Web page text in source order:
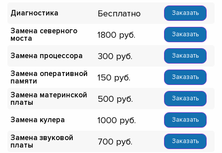
Диагностика Бесплатно Заказать
Замена северного
моста
1800 Заказать
Замена процессора 300 Заказать
Замена оперативной
памяти
150 Заказать
Замена материнской
платы
500 Заказать
Замена кулера 1000 Заказать
Замена звуковой
платы
700 Заказать